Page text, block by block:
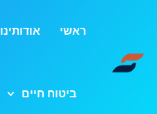
ראשי אודותינו
ביטוח חיים